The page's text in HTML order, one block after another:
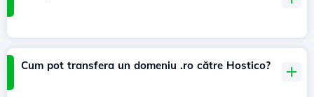
Cum pot transfera un domeniu .ro către Hostico?